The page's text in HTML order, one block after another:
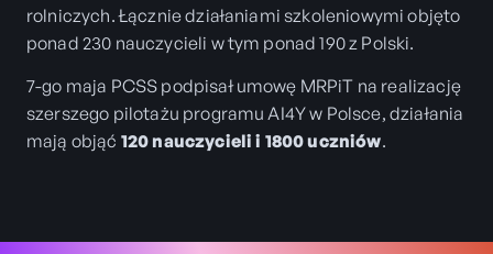
rolniczych. Łącznie działaniami szkoleniowymi objęto
ponad 230 nauczycieli w tym ponad 190 z Polski.
7-go maja PCSS podpisał umowę MRPiT na realizację
szerszego pilotażu programu AI4Y w Polsce, działania
mają objąć 120 nauczycieli i 1800 uczniów.